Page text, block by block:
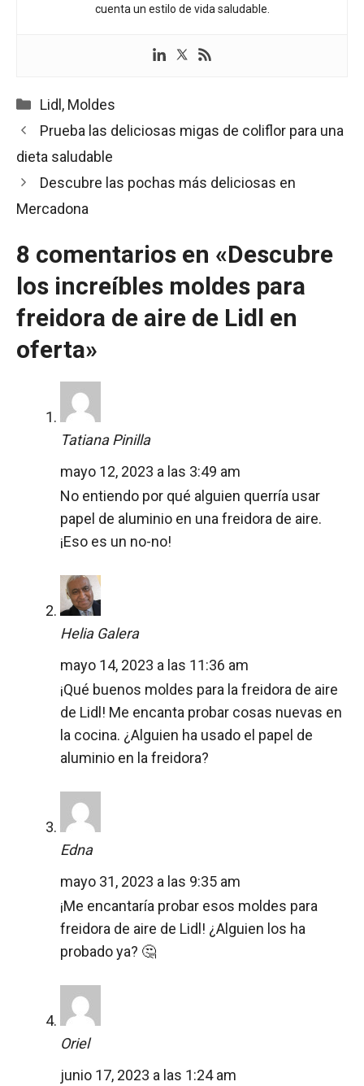
cuenta un estilo de vida saludable.
Categorías
Lidl , Moldes
Prueba las deliciosas migas de coliflor para una
dieta saludable
Descubre las pochas más deliciosas en
Mercadona
8 comentarios en «Descubre
los increíbles moldes para
freidora de aire de Lidl en
oferta»
Tatiana Pinilla
mayo 12, 2023 a las 3:49 am
No entiendo por qué alguien querría usar
papel de aluminio en una freidora de aire.
¡Eso es un no-no!
Helia Galera
mayo 14, 2023 a las 11:36 am
¡Qué buenos moldes para la freidora de aire
de Lidl! Me encanta probar cosas nuevas en
la cocina. ¿Alguien ha usado el papel de
aluminio en la freidora?
Edna
mayo 31, 2023 a las 9:35 am
¡Me encantaría probar esos moldes para
freidora de aire de Lidl! ¿Alguien los ha
probado ya? 🤔
Oriel
junio 17, 2023 a las 1:24 am